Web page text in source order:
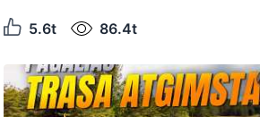
5.6t
86.4t